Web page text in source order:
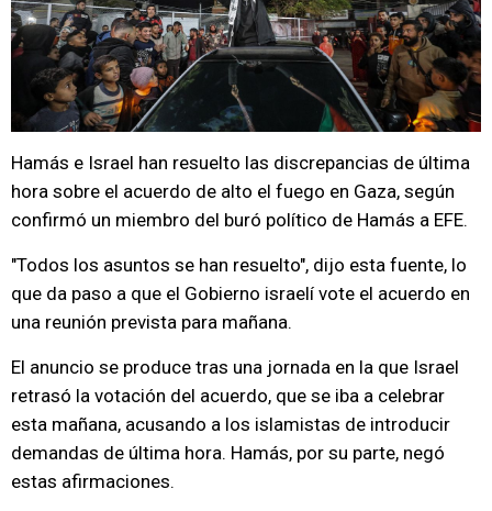
Hamás e Israel han resuelto las discrepancias de última
hora sobre el acuerdo de alto el fuego en Gaza, según
confirmó un miembro del buró político de Hamás a EFE.
"Todos los asuntos se han resuelto", dijo esta fuente, lo
que da paso a que el Gobierno israelí vote el acuerdo en
una reunión prevista para mañana.
El anuncio se produce tras una jornada en la que Israel
retrasó la votación del acuerdo, que se iba a celebrar
esta mañana, acusando a los islamistas de introducir
demandas de última hora. Hamás, por su parte, negó
estas afirmaciones.